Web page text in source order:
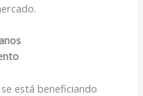
está beneficiando